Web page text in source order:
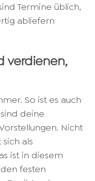
Termine üblich,
abliefern
verdienen,
So ist es auch
deine
Nicht
als
ist in diesem
festen